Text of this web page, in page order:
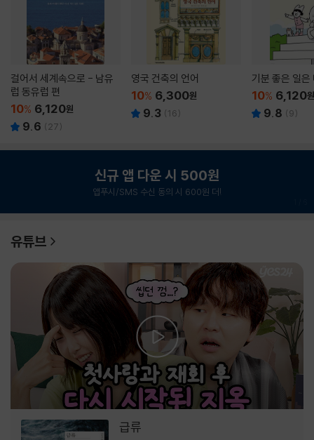
걸어서 세계속으로 - 남유
럽 동유럽 편
10% 6,120원
9.6 ( 27)
영국 건축의 언어
10% 6,300원
9.3 (16)
기분 좋은 일은
10% 6,120원
9.8 (9)
신규 앱 다운 시 500원
앱푸시/SMS 수신 동의 시 600원 더!
유튜브
급류